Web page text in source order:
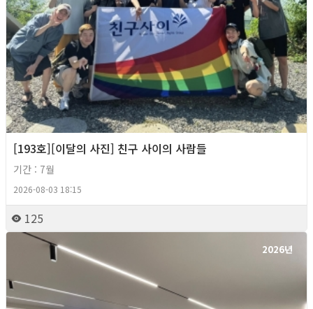
[193호][이달의 사진] 친구 사이의 사람들
기간 : 7월
2026-08-03 18:15
125
2026년